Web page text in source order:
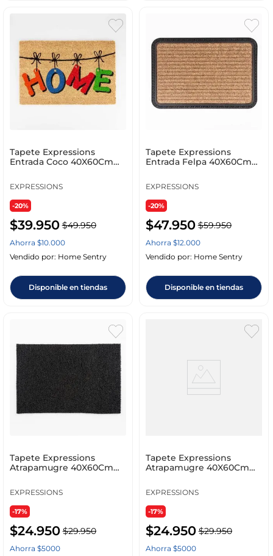
Tapete Expressions
Entrada Coco 40X60Cm
EXPRESSIONS
-20%
$39.950 $49.950
Ahorra $10.000
Vendido por: Home Sentry
Disponible en tiendas
Tapete Expressions
Entrada Felpa 40X60Cm
EXPRESSIONS
-20%
$47.950 $59.950
Ahorra $12.000
Vendido por: Home Sentry
Disponible en tiendas
Tapete Expressions
Atrapamugre 40X60Cm
EXPRESSIONS
-17%
$24.950 $29.950
Ahorra $5000
Tapete Expressions
Atrapamugre 40X60Cm
EXPRESSIONS
-17%
$24.950 $29.950
Ahorra $5000